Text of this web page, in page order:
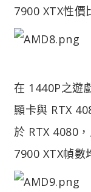
7900 XTX性價
在 1440P之遊
顯卡與 RTX
於 RTX 4080
7900 XTX幀數